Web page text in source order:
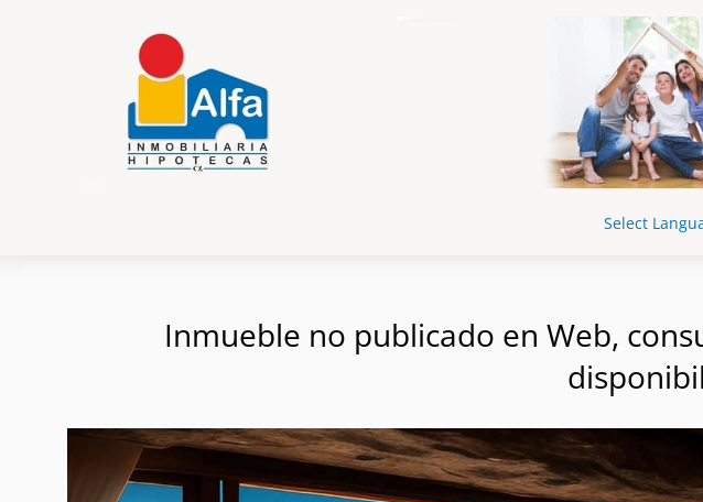
Select
Inmueble no publicado en Web,